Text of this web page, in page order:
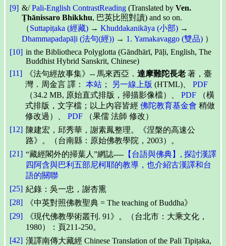
[9] &/Pali-English ContrastReading (Translated by Ven.
Ṭhānissaro Bhikkhu, 巴英比照對讀) and so on.
（Suttapiṭaka (經藏) → Khuddakanikāya (小部) →
Dhammapadapāḷi (法句(經)) → 1. Yamakavaggo (雙品) ）
[10] in the Bibliotheca Polyglotta (Gāndhārī, Pāḷi, English, The
Buddhist Hybrid Sanskrit, Chinese)
[11]
《法句經故事集》-- 馬來西亞． 達摩難陀長老 著，臺
灣．周金言 譯： 本站 ； 另一線上版 (HTML)、 PDF
（34.2 MB, 原始直式排版，掃描影像檔）、 PDF （橫
式排版，文字檔；以上內容皆經 佛陀教育基金會 稍做
修改過）、 PDF （果儒 法師 修改）
[12] 陳建宏，邱秀華，謝素鳳整理。《涅槃的高速公
路》。（台南縣：原始佛教學院，2003）。
[21] “藏經閣外的掃葉人”網誌---- 【台語與佛典】, 探討漢譯
四阿含與巴利五部尼柯耶的教導，也介紹古漢譯和台
語的關聯
[25] 紀錄：吳一忠，謝杏熏
[28]
《中英對照佛教聖典 = The teaching of Buddha》
[29]
《現代佛教學術叢刊. 91》。（台北市：大乘文化，
1980）：頁211-250。
[42] 漢譯南傳大藏經 Chinese Translation of the Pali Tipiṭaka,